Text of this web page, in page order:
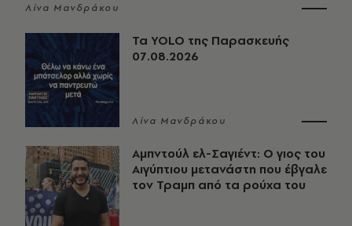
Λίνα Μανδράκου
Τα YOLO της Παρασκευής
07.08.2026
Λίνα Μανδράκου
Αμπντούλ ελ-Σαγιέντ: Ο γιος του
Αιγύπτιου μετανάστη που έβγαλε
τον Τραμπ από τα ρούχα του